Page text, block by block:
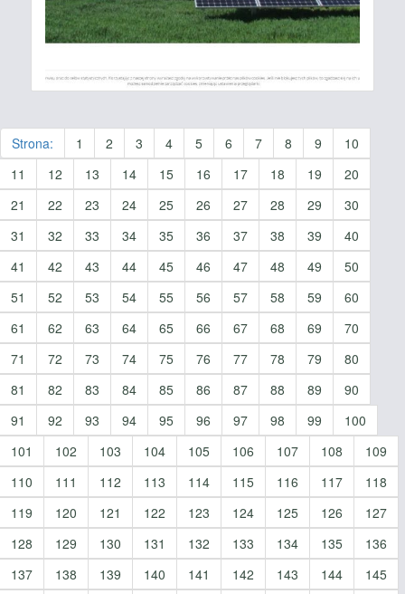
Strona: 1 2 3 4 5 6 7 8 9
10
11
12 13 14 15 16 17 18 19
20
21
22 23 24 25 26 27 28 29
30
31
32 33 34 35 36 37 38 39
40
41
42 43 44 45 46 47 48 49
50
51
52 53 54 55 56 57 58 59
60
61
62 63 64 65 66 67 68 69
70
71
72 73 74 75 76 77 78 79
80
81
82 83 84 85 86 87 88 89
90
91
92 93 94 95 96 97 98 99
100
101
102 103 104 105 106 107 108
109
110
111 112 113 114 115 116 117
118
119
120 121 122 123 124 125 126
127
128
129 130 131 132 133 134 135
136
137
138 139 140 141 142 143 144
145